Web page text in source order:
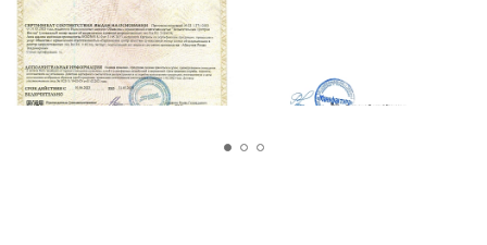
мамы или бабушки. Яркие и живые цвета, а
также приятная на ощупь ткань не оставят
равнодушными ваших близких. В дополнение к
простыне можно выбрать набор наволочек
комплект для спальни.